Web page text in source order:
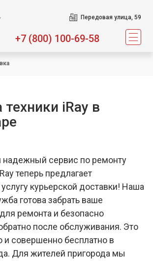
Передовая улица, 59
+7 (800) 100-69-58
iRay в
сервис по ремонту
теперь предлагает
курьерской доставки! Наша
готова забрать ваше
ремонта и безопасно
после обслуживания. Это
и совершенно бесплатно в
Для жителей пригорода мы